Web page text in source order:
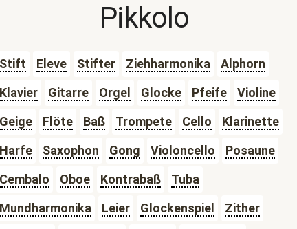
Pikkolo
Stift Eleve Stifter Ziehharmonika
Alphorn
Klavier
Gitarre Orgel Glocke Pfeife
Violine
Geige
Flöte Baß Trompete Cello
Klarinette
Harfe
Saxophon Gong Violoncello
Posaune
Cembalo
Oboe Kontrabaß
Tuba
Mundharmonika
Leier Glockenspiel
Zither